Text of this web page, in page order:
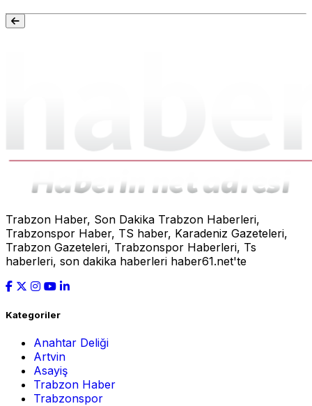
Trabzon Haber, Son Dakika Trabzon Haberleri,
Trabzonspor Haber, TS haber, Karadeniz Gazeteleri,
Trabzon Gazeteleri, Trabzonspor Haberleri, Ts
haberleri, son dakika haberleri haber61.net'te
Kategoriler
Anahtar Deliği
Artvin
Asayiş
Trabzon Haber
Trabzonspor